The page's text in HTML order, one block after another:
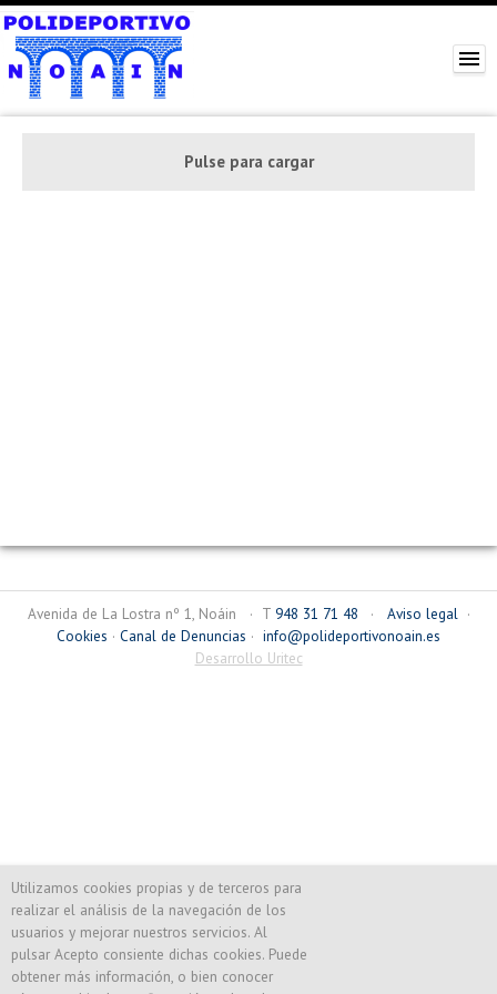
Utilizamos cookies propias y de terceros para
realizar el análisis de la navegación de los
usuarios y mejorar nuestros servicios. Al
pulsar Acepto consiente dichas cookies. Puede
obtener más información, o bien conocer
Pulse para cargar
Avenida de La Lostra nº 1, Noáin · T 948 31 71 48 · Aviso legal·
Cookies · Canal de Denuncias · info@polideportivonoain.es
Desarrollo Uritec